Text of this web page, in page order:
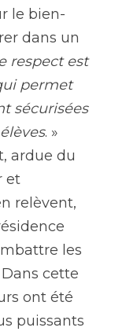
le bien-
dans un
respect est
permet
sécurisées
. »
ardue du
et
relèvent,
les
cette
ont été
puissants